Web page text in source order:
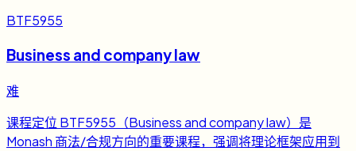
BTF5955
Business and company law
难
课程定位 BTF5955（Business and company law）是
Monash 商法/合规方向的重要课程，强调将理论框架应用到